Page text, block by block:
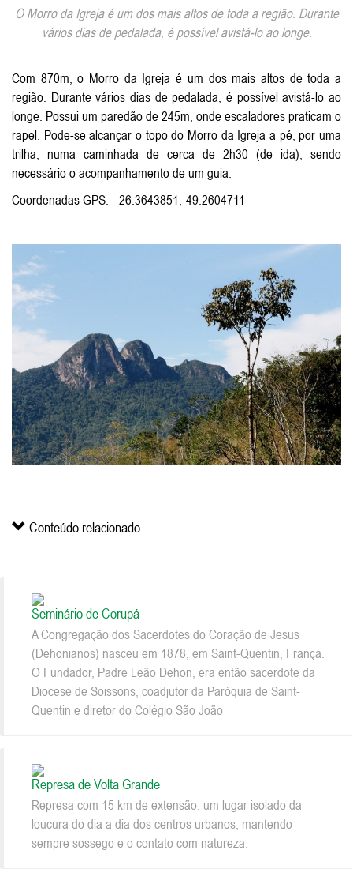
O Morro da Igreja é um dos mais altos de toda a região. Durante
vários dias de pedalada, é possível avistá-lo ao longe.
Com 870m, o Morro da Igreja é um dos mais altos de toda a
região. Durante vários dias de pedalada, é possível avistá-lo ao
longe. Possui um paredão de 245m, onde escaladores praticam o
rapel. Pode-se alcançar o topo do Morro da Igreja a pé, por uma
trilha, numa caminhada de cerca de 2h30 (de ida), sendo
necessário o acompanhamento de um guia.
Coordenadas GPS: -26.3643851,-49.2604711
Conteúdo relacionado
Seminário de Corupá
A Congregação dos Sacerdotes do Coração de Jesus
(Dehonianos) nasceu em 1878, em Saint-Quentin, França.
O Fundador, Padre Leão Dehon, era então sacerdote da
Diocese de Soissons, coadjutor da Paróquia de Saint-
Quentin e diretor do Colégio São João
Represa de Volta Grande
Represa com 15 km de extensão, um lugar isolado da
loucura do dia a dia dos centros urbanos, mantendo
sempre sossego e o contato com natureza.